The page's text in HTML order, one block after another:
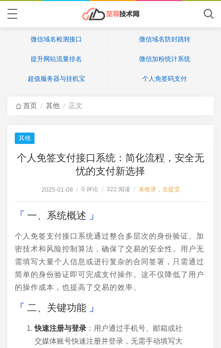
微信域名检测接口 微信域名防封跳转
提升网站流量排名 微信加粉统计系统
超值服务器与挂机宝 个人免签码支付
首页 / 其他 / 正文
其他
个人免签支付接口系统：简化流程，安全无
忧的支付新选择
2025-01-08 / 0 评论 / 322 阅读 / 未收录，去提交
一、系统概述
个人免签支付接口系统通过整合多层次的身份验证、加
密技术和风险控制算法，确保了交易的安全性。用户无
需填写大量个人信息或进行复杂的合同签署，只需通过
简单的身份验证即可完成支付操作。这不仅降低了用户
的操作成本，也提高了交易的效率。
二、关键功能
快速注册与登录 ：用户通过手机号、邮箱或社
交媒体账号快速注册并登录，无需手动填写大